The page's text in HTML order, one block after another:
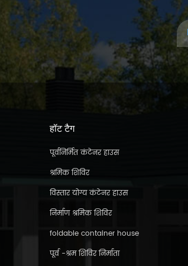
हॉट टैग
पूर्वनिर्मित कंटेनर हाउस
श्रमिक शिविर
विस्तार योग्य कंटेनर हाउस
निर्माण श्रमिक शिविर
foldable container house
पूर्व -श्रम शिविर निर्माता